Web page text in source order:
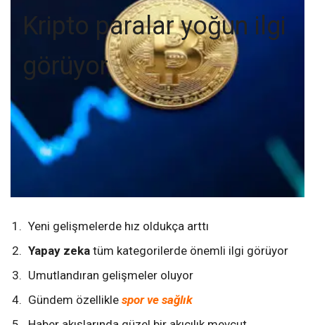
Kripto paralar yoğun ilgi
görüyor
Yeni gelişmelerde hız oldukça arttı
Yapay zeka tüm kategorilerde önemli ilgi görüyor
Umutlandıran gelişmeler oluyor
Gündem özellikle spor ve sağlık